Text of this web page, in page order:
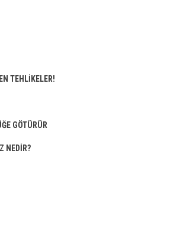
TEHLİKELER!
GÖTÜRÜR
NEDİR?